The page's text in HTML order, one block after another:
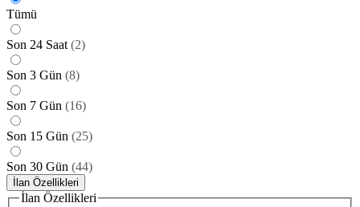
Tümü
Son 24 Saat (2)
Son 3 Gün (8)
Son 7 Gün (16)
Son 15 Gün (25)
Son 30 Gün (44)
İlan Özellikleri
İlan Özellikleri